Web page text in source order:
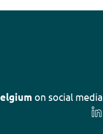
on social media